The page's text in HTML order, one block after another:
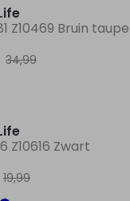
Z10469 Bruin taupe
34,99
Z10616 Zwart
19,99